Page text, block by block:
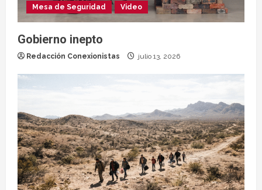
Mesa de Seguridad Video
Gobierno inepto
Redacción Conexionistas julio 13, 2026